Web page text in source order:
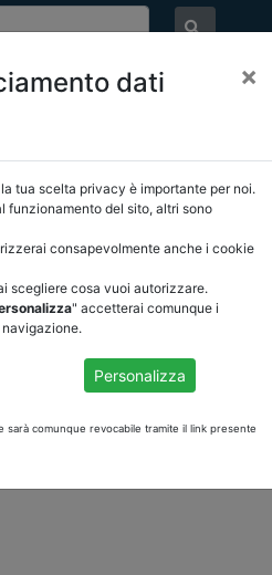
DOCUMENTI
CORTE DEI CONTI E
PUBBLICI
dati
×
tua scelta privacy è importante per noi.
funzionamento del sito, altri sono
consapevolmente anche i cookie
scegliere cosa vuoi autorizzare.
" accetterai comunque i
Personalizza
sarà comunque revocabile tramite il link presente